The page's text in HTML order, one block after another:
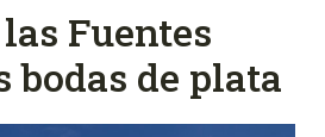
Fuentes
bodas de plata